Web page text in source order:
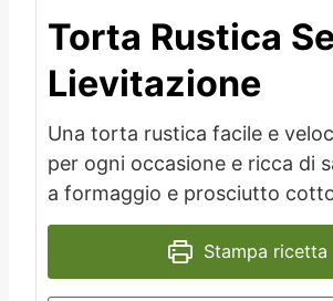
Torta Rustica
Lievitazione
Una torta rustica facile e
per ogni occasione e ricca di
a formaggio e prosciutto
Stampa ricetta